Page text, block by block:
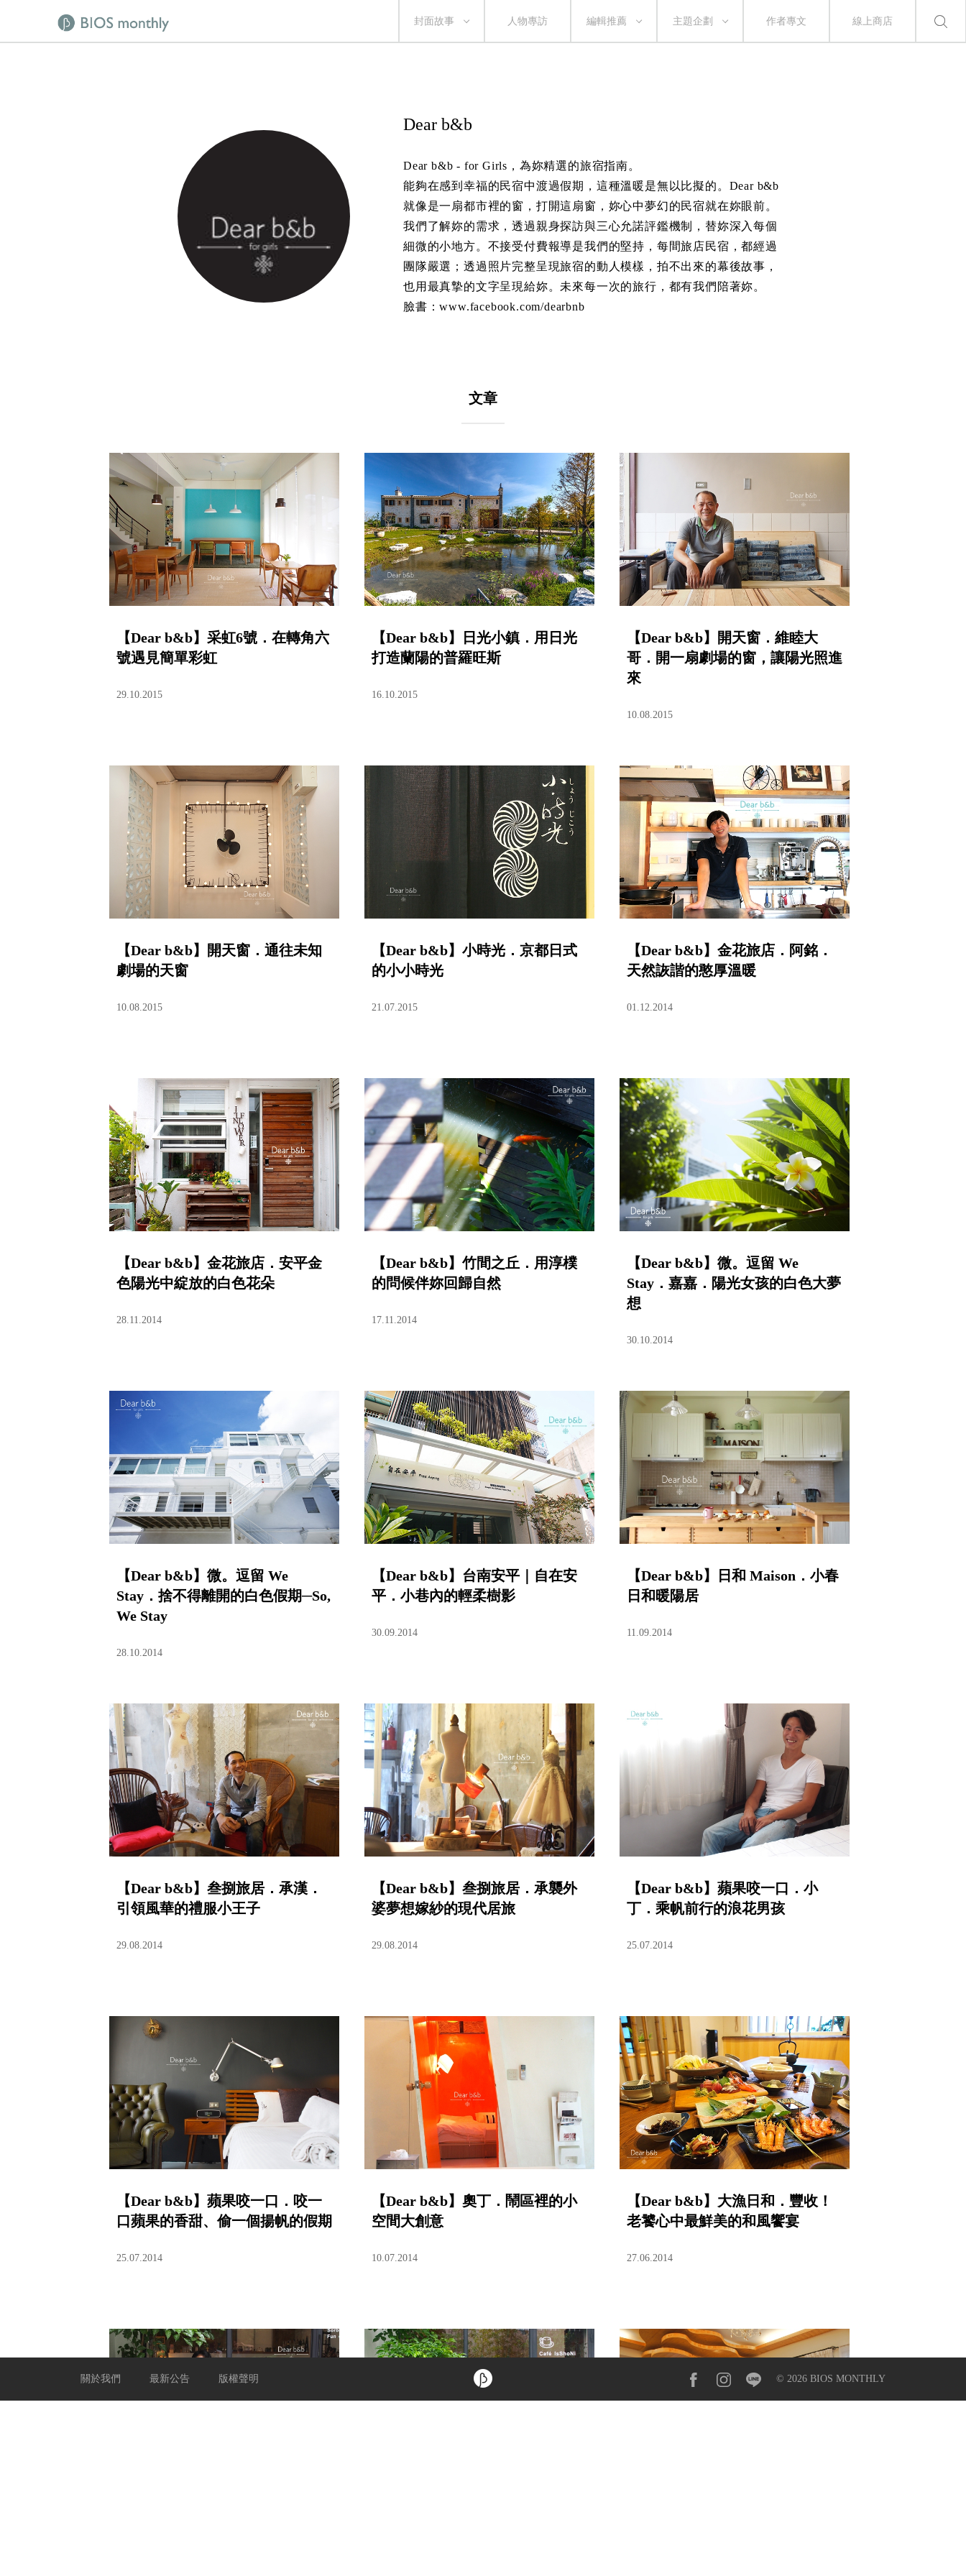
封面故事 人物專訪 編輯推薦 主題企劃 作者專文 線上商店
Dear b&b
Dear b&b - for Girls，為妳精選的旅宿指南。
能夠在感到幸福的民宿中渡過假期，這種溫暖是無以比擬的。Dear b&b
就像是一扇都市裡的窗，打開這扇窗，妳心中夢幻的民宿就在妳眼前。
我們了解妳的需求，透過親身探訪與三心允諾評鑑機制，替妳深入每個
細微的小地方。不接受付費報導是我們的堅持，每間旅店民宿，都經過
團隊嚴選；透過照片完整呈現旅宿的動人模樣，拍不出來的幕後故事，
也用最真摯的文字呈現給妳。未來每一次的旅行，都有我們陪著妳。
臉書：www.facebook.com/dearbnb
文章
【Dear b&b】采虹6號．在轉角六
號遇見簡單彩虹
29.10.2015
【Dear b&b】日光小鎮．用日光
打造蘭陽的普羅旺斯
16.10.2015
【Dear b&b】開天窗．維睦大
哥．開一扇劇場的窗，讓陽光照進
來
10.08.2015
【Dear b&b】開天窗．通往未知
劇場的天窗
10.08.2015
【Dear b&b】小時光．京都日式
的小小時光
21.07.2015
【Dear b&b】金花旅店．阿銘．
天然詼諧的憨厚溫暖
01.12.2014
【Dear b&b】金花旅店．安平金
色陽光中綻放的白色花朵
28.11.2014
【Dear b&b】竹間之丘．用淳樸
的問候伴妳回歸自然
17.11.2014
【Dear b&b】微。逗留 We
Stay．嘉嘉．陽光女孩的白色大夢
想
30.10.2014
【Dear b&b】微。逗留 We
Stay．捨不得離開的白色假期─So,
We Stay
28.10.2014
【Dear b&b】台南安平｜自在安
平．小巷內的輕柔樹影
30.09.2014
【Dear b&b】日和 Maison．小春
日和暖陽居
11.09.2014
【Dear b&b】叁捌旅居．承漢．
引領風華的禮服小王子
29.08.2014
【Dear b&b】叁捌旅居．承襲外
婆夢想嫁紗的現代居旅
29.08.2014
【Dear b&b】蘋果咬一口．小
丁．乘帆前行的浪花男孩
25.07.2014
【Dear b&b】蘋果咬一口．咬一
口蘋果的香甜、偷一個揚帆的假期
25.07.2014
【Dear b&b】奧丁．鬧區裡的小
空間大創意
10.07.2014
【Dear b&b】大漁日和．豐收！
老饕心中最鮮美的和風饗宴
27.06.2014
關於我們 最新公告 版權聲明 © 2026 BIOS MONTHLY